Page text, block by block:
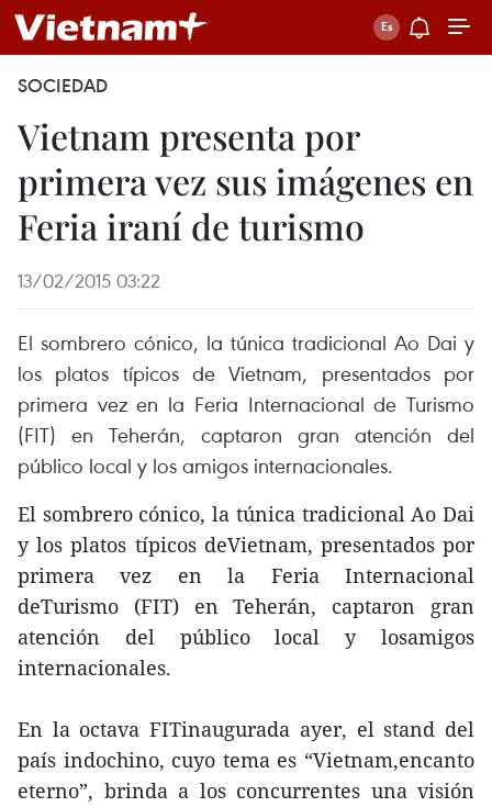
SOCIEDAD
Vietnam presenta por
primera vez sus imágenes en
Feria iraní de turismo
13/02/2015 03:22
El sombrero cónico, la túnica tradicional Ao Dai y
los platos típicos de Vietnam, presentados por
primera vez en la Feria Internacional de Turismo
(FIT) en Teherán, captaron gran atención del
público local y los amigos internacionales.
El sombrero cónico, la túnica tradicional Ao Dai
y los platos típicos deVietnam, presentados por
primera vez en la Feria Internacional
deTurismo (FIT) en Teherán, captaron gran
atención del público local y losamigos
internacionales.
En la octava FITinaugurada ayer, el stand del
país indochino, cuyo tema es “Vietnam,encanto
eterno”, brinda a los concurrentes una visión